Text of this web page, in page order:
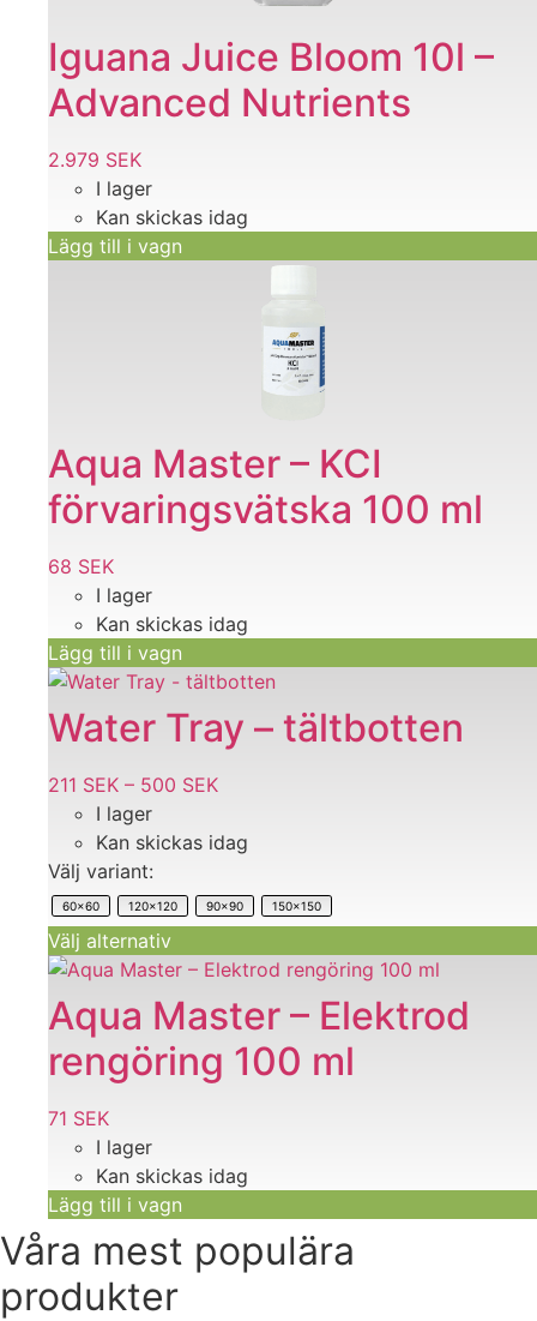
Iguana Juice Bloom 10l –
Advanced Nutrients
2.979 SEK
I lager
Kan skickas idag
Lägg till i vagn
Aqua Master – KCI
förvaringsvätska 100 ml
68 SEK
I lager
Kan skickas idag
Lägg till i vagn
Water Tray – tältbotten
211 SEK – 500 SEK
till
60x60 120x120 90x90 150x150
I lager
Kan skickas idag
Välj variant:
Välj alternativ
Den
här
produkten
flera
varianter.
olika
alternativen
kan
väljas
på
produktsidan
Aqua Master – Elektrod
rengöring 100 ml
71 SEK
I lager
Kan skickas idag
Lägg till i vagn
Våra mest populära
produkter